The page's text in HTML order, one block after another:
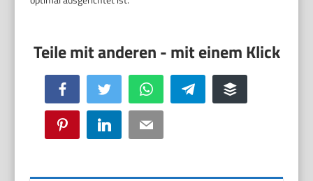
Facebook Twitter WhatsApp Telegram Buffer
Pinterest LinkedIn Email